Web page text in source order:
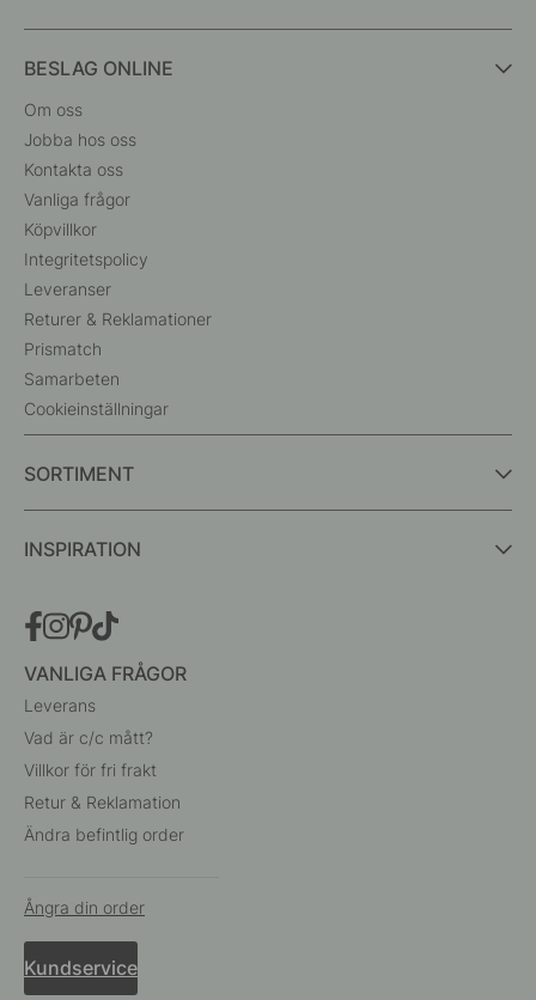
BESLAG ONLINE
Om oss
Jobba hos oss
Kontakta oss
Vanliga frågor
Köpvillkor
Integritetspolicy
Leveranser
Returer & Reklamationer
Prismatch
Samarbeten
Cookieinställningar
SORTIMENT
INSPIRATION
VANLIGA FRÅGOR
Leverans
Vad är c/c mått?
Villkor för fri frakt
Retur & Reklamation
Ändra befintlig order
Ångra din order
Kundservice